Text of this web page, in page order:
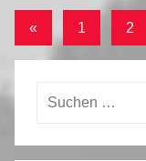
e
0
der
Beiträge
« Vorherige
1 2
Suchen